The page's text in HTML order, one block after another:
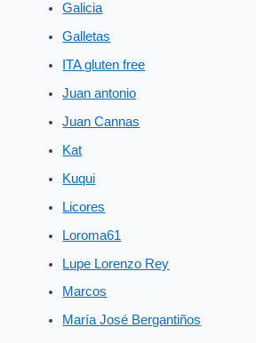
Galicia
Galletas
ITA gluten free
Juan antonio
Juan Cannas
Kat
Kuqui
Licores
Loroma61
Lupe Lorenzo Rey
Marcos
María José Bergantiños